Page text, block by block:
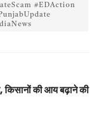
#EDAction
की आय बढ़ाने की